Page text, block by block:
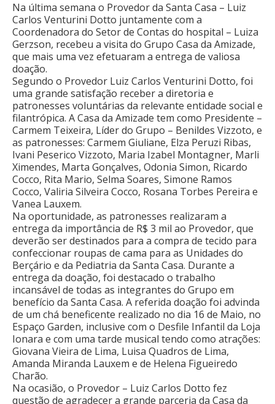
Na última semana o Provedor da Santa Casa – Luiz
Carlos Venturini Dotto juntamente com a
Coordenadora do Setor de Contas do hospital – Luiza
Gerzson, recebeu a visita do Grupo Casa da Amizade,
que mais uma vez efetuaram a entrega de valiosa
doação.
Segundo o Provedor Luiz Carlos Venturini Dotto, foi
uma grande satisfação receber a diretoria e
patronesses voluntárias da relevante entidade social e
filantrópica. A Casa da Amizade tem como Presidente –
Carmem Teixeira, Líder do Grupo – Benildes Vizzoto, e
as patronesses: Carmem Giuliane, Elza Peruzi Ribas,
Ivani Peserico Vizzoto, Maria Izabel Montagner, Marli
Ximendes, Marta Gonçalves, Odonia Simon, Ricardo
Cocco, Rita Mario, Selma Soares, Simone Ramos
Cocco, Valiria Silveira Cocco, Rosana Torbes Pereira e
Vanea Lauxem.
Na oportunidade, as patronesses realizaram a
entrega da importância de R$ 3 mil ao Provedor, que
deverão ser destinados para a compra de tecido para
confeccionar roupas de cama para as Unidades do
Berçário e da Pediatria da Santa Casa. Durante a
entrega da doação, foi destacado o trabalho
incansável de todas as integrantes do Grupo em
benefício da Santa Casa. A referida doação foi advinda
de um chá beneficente realizado no dia 16 de Maio, no
Espaço Garden, inclusive com o Desfile Infantil da Loja
Ionara e com uma tarde musical tendo como atrações:
Giovana Vieira de Lima, Luisa Quadros de Lima,
Amanda Miranda Lauxem e de Helena Figueiredo
Charão.
Na ocasião, o Provedor – Luiz Carlos Dotto fez
questão de agradecer a grande parceria da Casa da